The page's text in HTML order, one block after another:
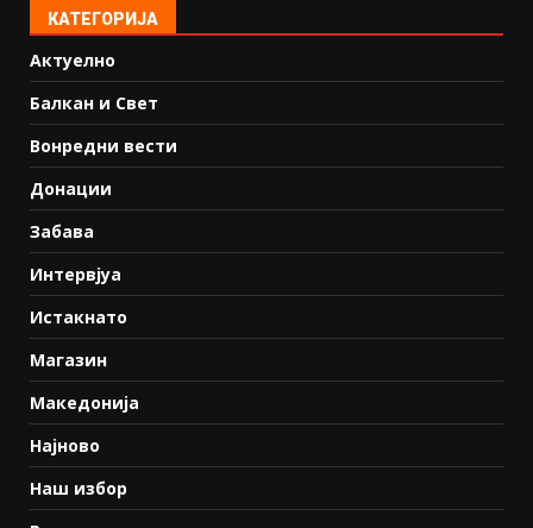
КАТЕГОРИЈА
Актуелно
Балкан и Свет
Вонредни вести
Донации
Забава
Интервјуа
Истакнато
Магазин
Македонија
Најново
Наш избор